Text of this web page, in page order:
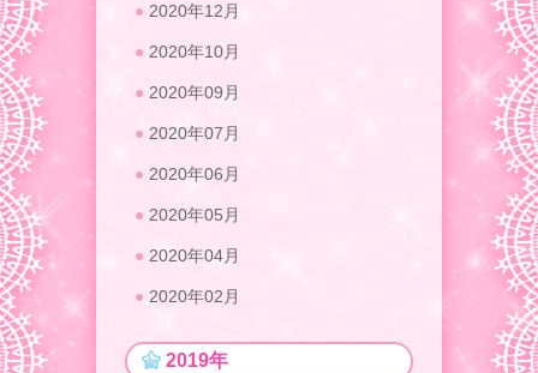
2020年12月
2020年10月
2020年09月
2020年07月
2020年06月
2020年05月
2020年04月
2020年02月
2019年